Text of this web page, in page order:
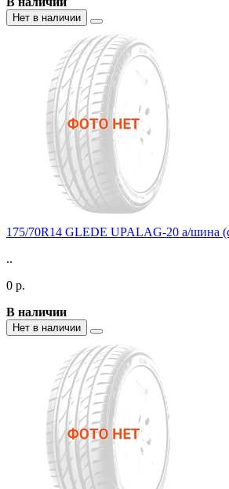
Нет в наличии
175/70R14 GLEDE UPALAG-20 а/шина
..
0 р.
В наличии
Нет в наличии